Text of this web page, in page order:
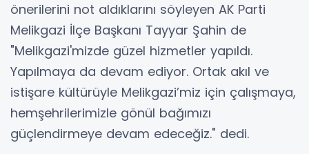
önerilerini not aldıklarını söyleyen AK Parti
Melikgazi İlçe Başkanı Tayyar Şahin de
"Melikgazi'mizde güzel hizmetler yapıldı.
Yapılmaya da devam ediyor. Ortak akıl ve
istişare kültürüyle Melikgazi’miz için çalışmaya,
hemşehrilerimizle gönül bağımızı
güçlendirmeye devam edeceğiz." dedi.